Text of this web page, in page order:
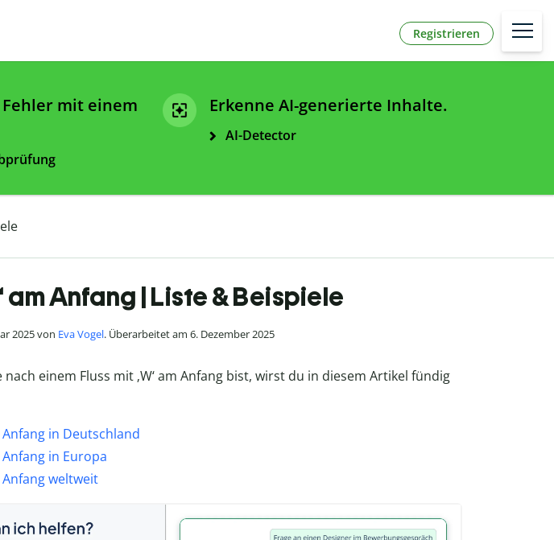
Registrieren
mit einem
Erkenne AI-generierte Inhalte.
AI-Detector
am Anfang | Liste & Beispiele
2025 von Eva Vogel. Überarbeitet am 6. Dezember 2025
nach einem Fluss mit ‚W‘ am Anfang bist, wirst du in diesem Artikel fündig
Anfang in Deutschland
Anfang in Europa
Anfang weltweit